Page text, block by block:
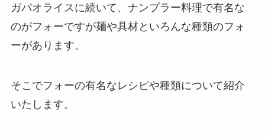
ガパオライスに続いて、ナンプラー料理で有名な
のがフォーですが麺や具材といろんな種類のフォ
ーがあります。
そこでフォーの有名なレシピや種類について紹介
いたします。